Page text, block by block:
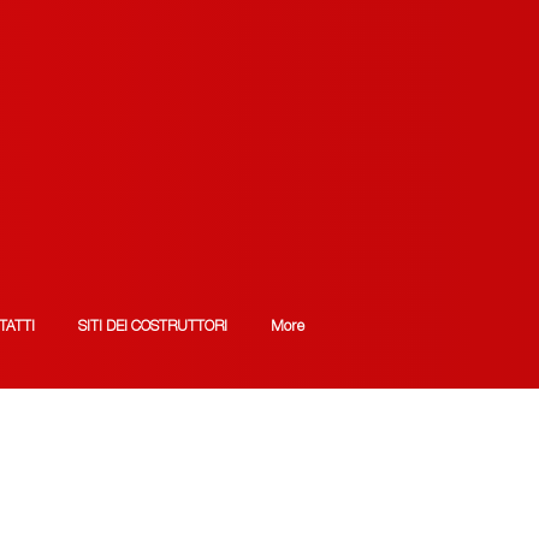
SITI DEI COSTRUTTORI More